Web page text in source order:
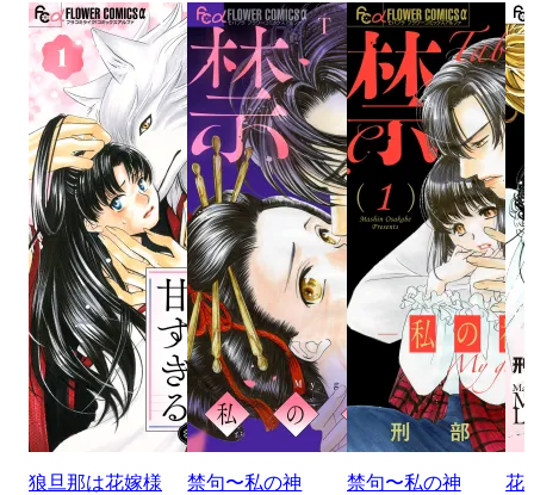
狼旦那は花嫁様
禁句〜私の神
禁句〜私の神
花